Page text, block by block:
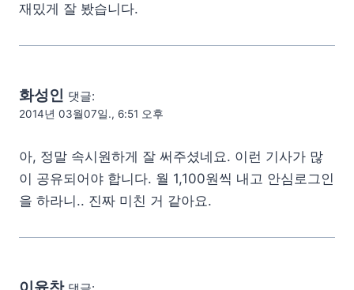
재밌게 잘 봤습니다.
화성인 댓글:
2014년 03월07일., 6:51 오후
아, 정말 속시원하게 잘 써주셨네요. 이런 기사가 많
이 공유되어야 합니다. 월 1,100원씩 내고 안심로그인
을 하라니.. 진짜 미친 거 같아요.